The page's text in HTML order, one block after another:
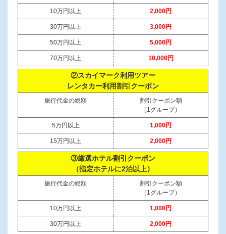
10万円以上 2,000円
30万円以上 3,000円
50万円以上 5,000円
70万円以上 10,000円
②スカイマーク利用ツアー
レンタカー利用割引クーポン
旅行代金の総額
割引クーポン額
（1グループ）
5万円以上 1,000円
15万円以上 2,000円
③厳選ホテル割引クーポン
（指定ホテルに2泊以上）
旅行代金の総額
割引クーポン額
（1グループ）
10万円以上 1,000円
30万円以上 2,000円